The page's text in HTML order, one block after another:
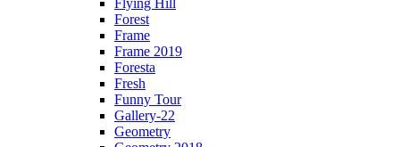
Flying Hill
Forest
Frame
Frame 2019
Foresta
Fresh
Funny Tour
Gallery-22
Geometry